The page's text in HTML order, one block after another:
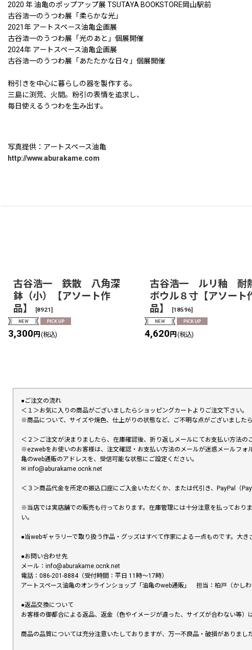
2020 年 油亀のポップアップ展 TSUTAYA BOOKSTORE岡山駅前
古谷浩一のうつわ展「柔らかな光」
2021年 アートスペース油亀企画展
古谷浩一のうつわ展「光のあと」個展開催
2024年 アートスペース油亀企画展
古谷浩一のうつわ展「あたたかな日々」個展開催
粉引きを中心に暮らしの器を製作する。
三島に渕荒、火間。粉引の表情を追求し、
毎日使えるうつわを生み出す。
写真提供：アートスペース油亀
http://www.aburakame.com
古谷浩一 鉄散 八角深
鉢（小）【アソート作
品】
[8921]
3,300円 (税込)
古谷浩一 ルリ釉 耐
ボウル８寸【アソート
品】
[18596]
4,620円 (税込)
●ご注文の流れ
＜１＞お気に入りの商品がございましたらショッピングカートよりご注文下さい。
※商品について、サイズや焼色、仕上がりの状態など、ご不明な点がございました
＜２＞ご注文が決まりましたら、在庫確認後、折り返しメールにてお支払い方法の
※ezwebをお使いのお客様は、注文確認・お支払い方法のメールが迷惑メールフ
亀のweb通販のアドレスを、受信可能な状態にご設定ください。
✉︎ info@aburakame.ocnk.net
＜３＞商品代金を所定の振込口座にご入金いただくか、または代引き、PayPal（
※当店では実店舗での販売も行っております。在庫管理には十分注意を払っており
い。
●当webギャラリーで取り扱う作品・グッズはすべて作家による一点ものです。大
●お問い合わせ先
メール：info@aburakame.ocnk.net
電話：086-201-8884（受付時間：平日 11時〜17時）
アートスペース油亀のオンラインショップ「油亀のweb通販」 担当：柏戸（かしわ
●返品交換について
お客様の御都合による返品、返金（色やイメージが違った、サイズが合わない等）
商品の品質については充分注意いたしておりますが、万一不良品・破損がありま